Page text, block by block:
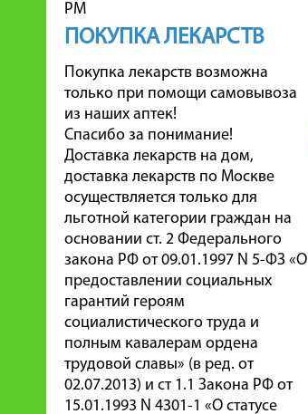
PM
ПОКУПКА ЛЕКАРСТВ
Покупка лекарств возможна
только при помощи самовывоза
из наших аптек!
Спасибо за понимание!
Доставка лекарств на дом,
доставка лекарств по Москве
осуществляется только для
льготной категории граждан на
основании ст. 2 Федерального
закона РФ от 09.01.1997 N 5-ФЗ «О
предоставлении социальных
гарантий героям
социалистического труда и
полным кавалерам ордена
трудовой славы» (в ред. от
02.07.2013) и ст 1.1 Закона РФ от
15.01.1993 N 4301-1 «О статусе